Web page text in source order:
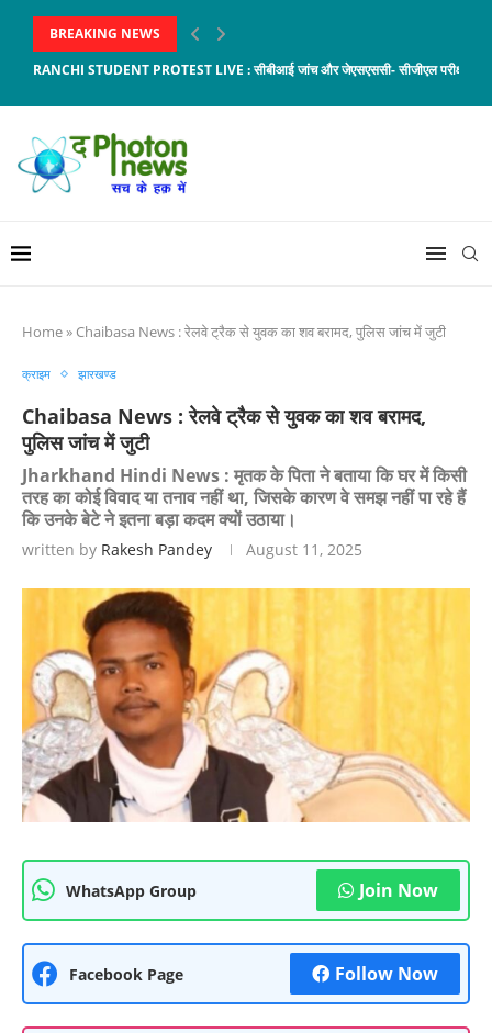
BREAKING NEWS
RANCHI STUDENT PROTEST LIVE : सीबीआई जांच और जेएसएससी- सीजीएल परीक्षा रद्द
Home» Chaibasa News : रेलवे ट्रैक से युवक का शव बरामद, पुलिस जांच में जुटी
क्राइम झारखण्ड
Chaibasa News : रेलवे ट्रैक से युवक का शव बरामद,
पुलिस जांच में जुटी
Jharkhand Hindi News : मृतक के पिता ने बताया कि घर में किसी
तरह का कोई विवाद या तनाव नहीं था, जिसके कारण वे समझ नहीं पा रहे हैं
कि उनके बेटे ने इतना बड़ा कदम क्यों उठाया।
written by Rakesh Pandey August 11, 2025
WhatsApp Group Join Now
Facebook Page Follow Now